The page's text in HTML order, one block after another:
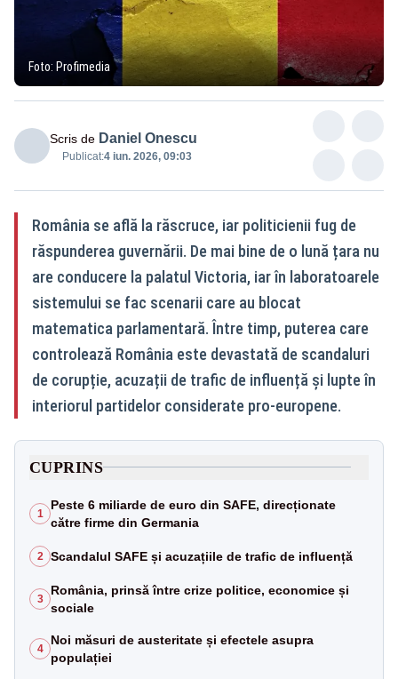
Foto: Profimedia
Scris de Daniel Onescu
Publicat:4 iun. 2026, 09:03
România se află la răscruce, iar politicienii fug de
răspunderea guvernării. De mai bine de o lună țara nu
are conducere la palatul Victoria, iar în laboratoarele
sistemului se fac scenarii care au blocat
matematica parlamentară. Între timp, puterea care
controlează România este devastată de scandaluri
de corupție, acuzații de trafic de influență și lupte în
interiorul partidelor considerate pro-europene.
CUPRINS
1
Peste 6 miliarde de euro din SAFE, direcționate
către firme din Germania
2 Scandalul SAFE și acuzațiile de trafic de influență
3
România, prinsă între crize politice, economice și
sociale
4
Noi măsuri de austeritate și efectele asupra
populației